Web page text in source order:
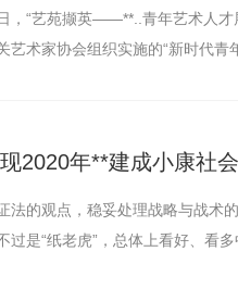
艺术家协会组织实施的“新时代
2020年**建成小康社会
法的观点，稳妥处理战略与战术
过是“纸老虎”，总体上看好、看